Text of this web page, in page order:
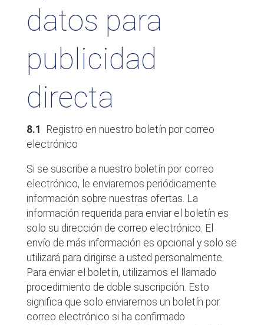
datos para
publicidad
directa
8.1
Registro en nuestro boletín por correo
electrónico
Si se suscribe a nuestro boletín por correo
electrónico, le enviaremos periódicamente
información sobre nuestras ofertas. La
información requerida para enviar el boletín es
solo su dirección de correo electrónico. El
envío de más información es opcional y solo se
utilizará para dirigirse a usted personalmente.
Para enviar el boletín, utilizamos el llamado
procedimiento de doble suscripción. Esto
significa que solo enviaremos un boletín por
correo electrónico si ha confirmado